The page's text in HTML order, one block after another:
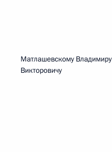
Матлашевскому Владимиру
Викторовичу